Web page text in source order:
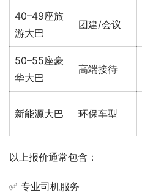
40–49座旅
游大巴
团建/会议
50–55座豪
华大巴
高端接待
新能源大巴 环保车型
以上报价通常包含：
✅ 专业司机服务